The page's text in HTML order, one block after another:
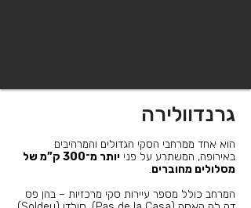
גרנדוולירה
הוא אחד ממרחבי הסקי הגדולים והמרהיבים
באירופה, המשתרע על פני
יותר מ־300 ק”מ של
מסלולים מחוברים.
המרחב כולל מספר עיירות סקי מרכזיות – בהן פס